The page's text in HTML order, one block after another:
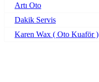
Artı Oto
Dakik Servis
Karen Wax ( Oto Kuaför )